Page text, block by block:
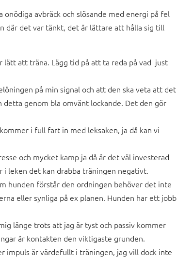
avbräck och slösande med energi på fel
där det var tänkt, det är lättare att hålla sig till
lätt att träna. Lägg tid på att ta reda på vad just
på min signal och att den ska veta att det
detta genom bla omvänt lockande. Det den gör
i full fart in med leksaken, ja då kan vi
och mycket kamp ja då är det väl investerad
leken det kan drabba träningen negativt.
hunden förstår den ordningen behöver det inte
eller synliga på ex planen. Hunden har ett jobb
länge trots att jag är tyst och passiv kommer
är kontakten den viktigaste grunden.
impuls är värdefullt i träningen, jag vill dock inte